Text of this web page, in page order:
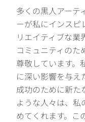
多くの黒人アーテ
ーが私にインスピ
リエイティブな業
コミュニティのた
尊敬しています。
に深い影響を与え
成功のために新た
ような人々は、私
めてくれます。こ